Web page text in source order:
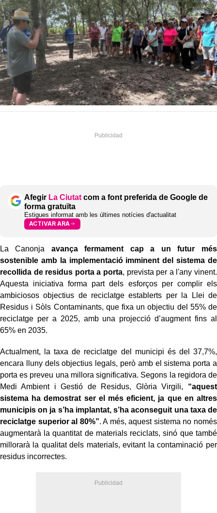
Afegir La Ciutat com a font preferida de Google de
forma gratuïta
Estigues informat amb les últimes notícies d'actualitat
ACTIVAR ARA
La Canonja avança fermament cap a un futur més
sostenible amb la implementació imminent del sistema de
recollida de residus porta a porta, prevista per a l'any vinent.
Aquesta iniciativa forma part dels esforços per complir els
ambiciosos objectius de reciclatge establerts per la Llei de
Residus i Sòls Contaminants, que fixa un objectiu del 55% de
reciclatge per a 2025, amb una projecció d’augment fins al
65% en 2035.
Actualment, la taxa de reciclatge del municipi és del 37,7%,
encara lluny dels objectius legals, però amb el sistema porta a
porta es preveu una millora significativa. Segons la regidora de
Medi Ambient i Gestió de Residus, Glòria Virgili, “aquest
sistema ha demostrat ser el més eficient, ja que en altres
municipis on ja s’ha implantat, s’ha aconseguit una taxa de
reciclatge superior al 80%”. A més, aquest sistema no només
augmentarà la quantitat de materials reciclats, sinó que també
millorarà la qualitat dels materials, evitant la contaminació per
residus incorrectes.